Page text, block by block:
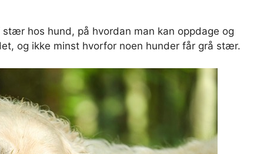
hos hund, på hvordan man kan oppdage og
og ikke minst hvorfor noen hunder får grå stær.